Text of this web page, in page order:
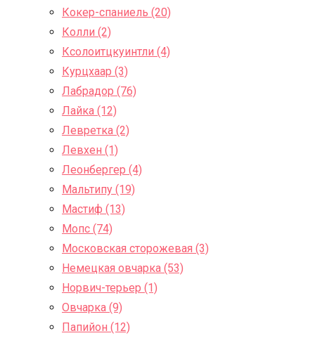
Кокер-спаниель (20)
Колли (2)
Ксолоитцкуинтли (4)
Курцхаар (3)
Лабрадор (76)
Лайка (12)
Левретка (2)
Левхен (1)
Леонбергер (4)
Мальтипу (19)
Мастиф (13)
Мопс (74)
Московская сторожевая (3)
Немецкая овчарка (53)
Норвич-терьер (1)
Овчарка (9)
Папийон (12)